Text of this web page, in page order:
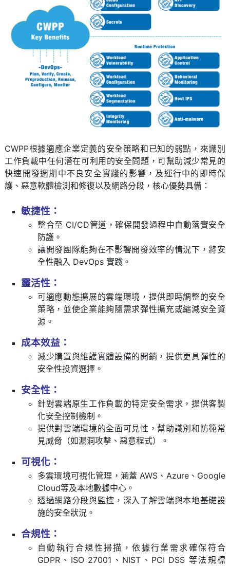
CWPP根據適應企業定義的安全策略和已知的弱點，來識別
工作負載中任何潛在可利用的安全問題，可幫助減少常見的
快速開發週期中不良安全實踐的影響，及運行中的即時保
護、惡意軟體檢測和修復以及網路分段，核心優勢具備：
敏捷性：
整合至 CI/CD管道，確保開發過程中自動落實安全
防護。
讓開發團隊能夠在不影響開發效率的情況下，將安
全性融入 DevOps 實踐。
靈活性：
可適應動態擴展的雲端環境，提供即時調整的安全
策略，並使企業能夠隨需求彈性擴充或縮減安全資
源。
成本效益：
減少購置與維護實體設備的開銷，提供更具彈性的
安全性投資選擇。
安全性：
針對雲端原生工作負載的特定安全需求，提供客製
化安全控制機制。
提供對雲端環境的全面可見性，幫助識別和防範常
見威脅（如漏洞攻擊、惡意程式）。
可視化：
多雲環境可視化管理，涵蓋 AWS、Azure、Google
Cloud等及本地數據中心。
透過網路分段與監控，深入了解雲端與本地基礎設
施的安全狀況。
合規性：
自動執行合規性掃描，依據行業需求確保符合
GDPR、ISO 27001、NIST、PCI DSS 等法規標